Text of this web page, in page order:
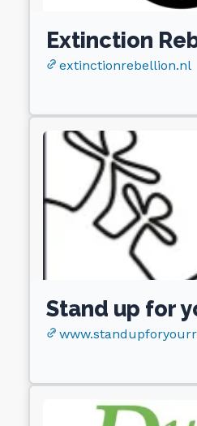
Extinction
extinctionrebellion.nl
Stand up for